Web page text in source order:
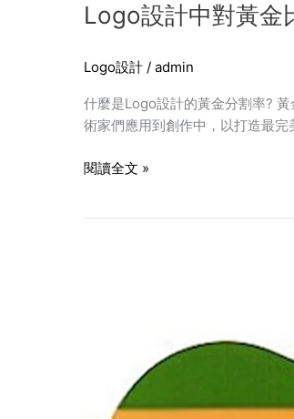
Logo設計中對黃金
Logo設計 / admin
什麼是Logo設計的黃金分割率?
術家們應用到創作中，以打造最完
閱讀全文 »